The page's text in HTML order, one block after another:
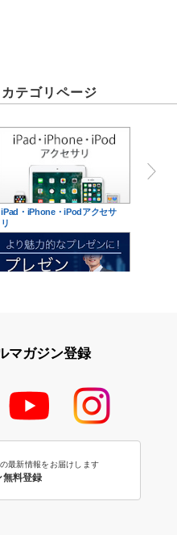
テゴリページ
iPad・iPhone・iPodアクセサ
リ
マガジン登録
最新情報をお届けします
無料登録